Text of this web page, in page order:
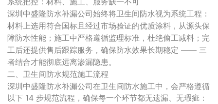
深圳中盛隆防水补漏公司始终将卫生间防水视为系统工程：
材料上选用符合国标且经过市场验证的优质涂料，从源头保
障防水性能；施工中严格遵循监理标准，杜绝偷工减料；完
工后还提供售后跟踪服务，确保防水效果长期稳定 —— 三
者结合才能彻底远离渗漏隐患。
二、卫生间防水规范施工流程
深圳中盛隆防水补漏公司在卫生间防水施工中，会严格遵循
以下 14 步规范流程，确保每一个环节都无遗漏、无瑕疵：